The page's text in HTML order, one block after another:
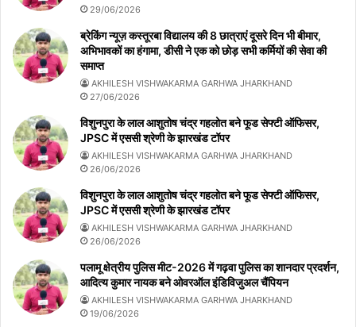
29/06/2026
ब्रेकिंग न्यूज़ कस्तूरबा विद्यालय की 8 छात्राएं दूसरे दिन भी बीमार,
अभिभावकों का हंगामा, डीसी ने एक को छोड़ सभी कर्मियों की सेवा की
समाप्त
AKHILESH VISHWAKARMA GARHWA JHARKHAND
27/06/2026
विशुनपुरा के लाल आशुतोष चंद्र गहलोत बने फूड सेफ्टी ऑफिसर,
JPSC में एससी श्रेणी के झारखंड टॉपर
AKHILESH VISHWAKARMA GARHWA JHARKHAND
26/06/2026
विशुनपुरा के लाल आशुतोष चंद्र गहलोत बने फूड सेफ्टी ऑफिसर,
JPSC में एससी श्रेणी के झारखंड टॉपर
AKHILESH VISHWAKARMA GARHWA JHARKHAND
26/06/2026
पलामू क्षेत्रीय पुलिस मीट-2026 में गढ़वा पुलिस का शानदार प्रदर्शन,
आदित्य कुमार नायक बने ओवरऑल इंडिविजुअल चैंपियन
AKHILESH VISHWAKARMA GARHWA JHARKHAND
19/06/2026